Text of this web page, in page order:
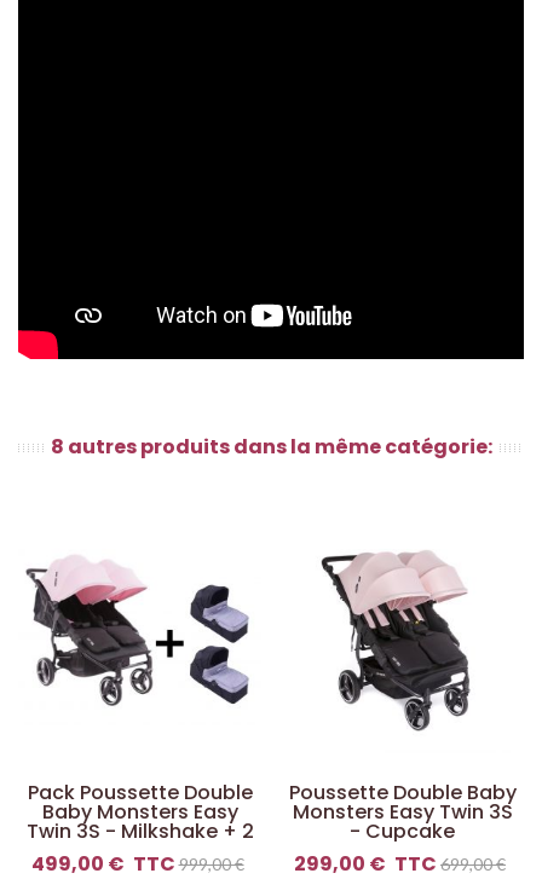
8 autres produits dans la même catégorie:
Pack Poussette Double
Baby Monsters Easy
Twin 3S - Milkshake + 2
Nacelles
499,00 € TTC 999,00 €
Poussette Double Baby
Monsters Easy Twin 3S
- Cupcake
299,00 € TTC 699,00 €